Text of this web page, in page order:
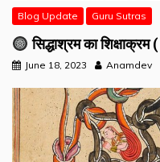
Blog Update Guru Sutras
सिद्धाश्रम का शिक्षाक्रम
June 18, 2023 Anamdev